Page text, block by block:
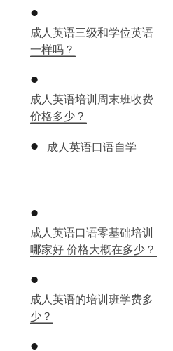
成人英语三级和学位英语
一样吗？
成人英语培训周末班收费
价格多少？
成人英语口语自学
成人英语口语零基础培训
哪家好 价格大概在多少？
成人英语的培训班学费多
少？